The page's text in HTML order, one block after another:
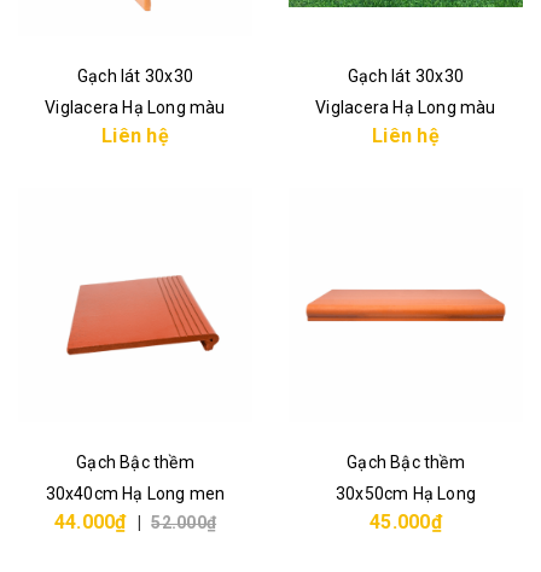
Gạch lát 30x30
Viglacera Hạ Long màu
Kem Vàng
Liên hệ
Gạch lát 30x30
Viglacera Hạ Long màu
Cafe
Liên hệ
Gạch Bậc thềm
30x40cm Hạ Long men
44.000₫ 52.000₫
Gạch Bậc thềm
30x50cm Hạ Long
45.000₫